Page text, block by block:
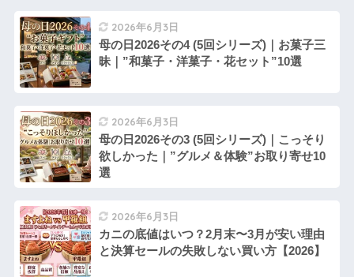
2026年6月3日
母の日2026その4 (5回シリーズ)｜お菓子三
昧｜”和菓子・洋菓子・花セット”10選
2026年6月3日
母の日2026その3 (5回シリーズ)｜こっそり
欲しかった｜”グルメ＆体験”お取り寄せ10
選
2026年6月3日
カニの底値はいつ？2月末〜3月が安い理由
と決算セールの失敗しない買い方【2026】